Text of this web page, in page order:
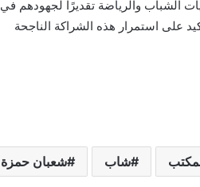
الشباب والرياضة تقديرًا لجهودهم في
على استمرار هذه الشراكة الناجحة
شاب شعبان حمزة